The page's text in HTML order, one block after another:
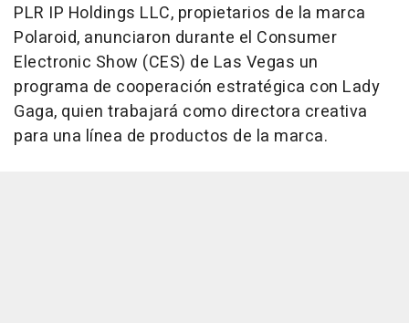
PLR IP Holdings LLC, propietarios de la marca
Polaroid, anunciaron durante el Consumer
Electronic Show (CES) de Las Vegas un
programa de cooperación estratégica con Lady
Gaga, quien trabajará como directora creativa
para una línea de productos de la marca.